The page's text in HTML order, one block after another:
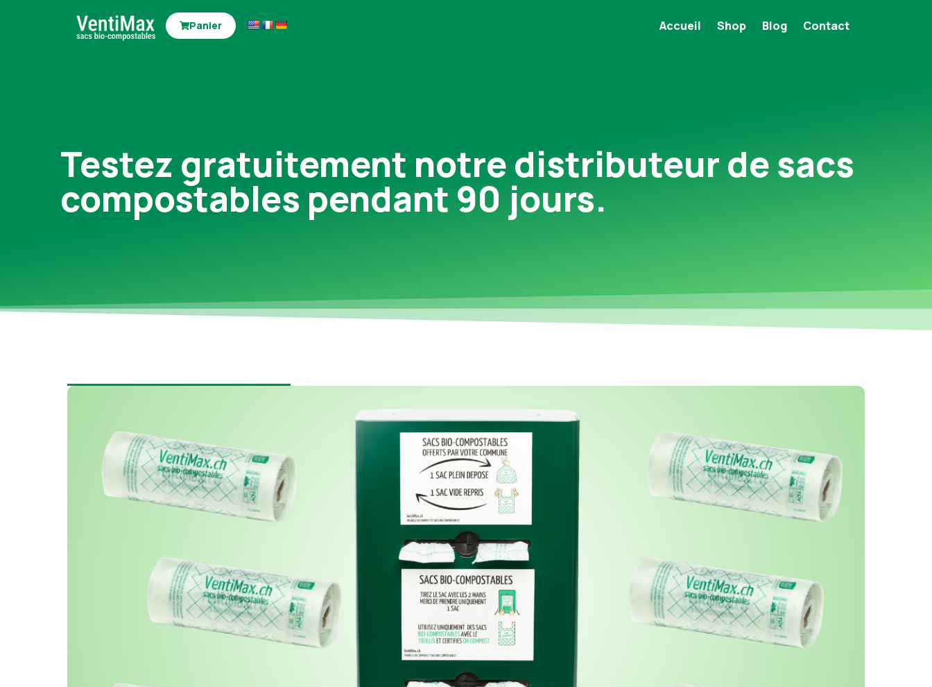
Panier Accueil Shop Blog Contact
Testez gratuitement notre distributeur de sacs
compostables pendant 90 jours.